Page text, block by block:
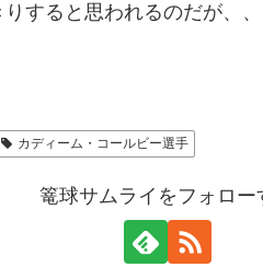
すると思われるのだが、
カディーム・コールビー選手
篭球サムライをフォロー